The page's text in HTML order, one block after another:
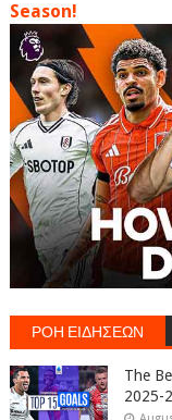
Season!
ΡΟΗ ΕΙΔΗΣΕΩΝ
The
2025-